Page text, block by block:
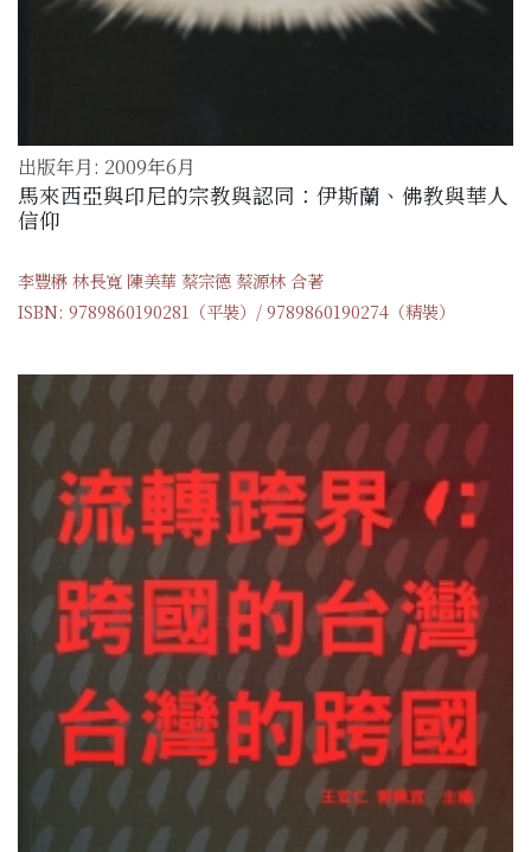
出版年月: 2009年6月
馬來西亞與印尼的宗教與認同：伊斯蘭、佛教與華人
信仰
李豐楙 林長寬 陳美華 蔡宗德 蔡源林 合著
ISBN: 9789860190281（平裝）/ 9789860190274（精裝）